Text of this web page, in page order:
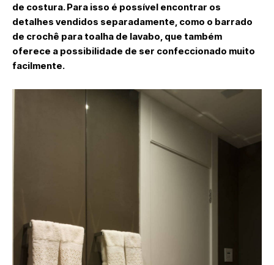
de costura. Para isso é possível encontrar os
detalhes vendidos separadamente, como o barrado
de crochê para toalha de lavabo, que também
oferece a possibilidade de ser confeccionado muito
facilmente.